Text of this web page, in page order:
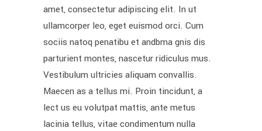
amet, consectetur adipiscing elit. In ut
ullamcorper leo, eget euismod orci. Cum
sociis natoq penatibu et andbma gnis dis
parturient montes, nascetur ridiculus mus.
Vestibulum ultricies aliquam convallis.
Maecen as a tellus mi. Proin tincidunt, a
lect us eu volutpat mattis, ante metus
lacinia tellus, vitae condimentum nulla